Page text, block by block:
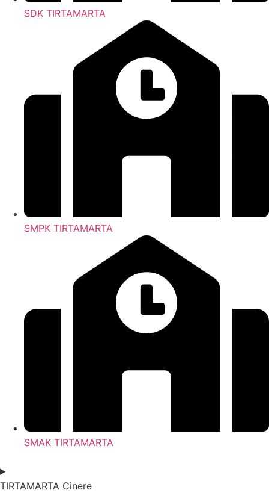
SDK TIRTAMARTA
SMPK TIRTAMARTA
SMAK TIRTAMARTA
TIRTAMARTA Cinere